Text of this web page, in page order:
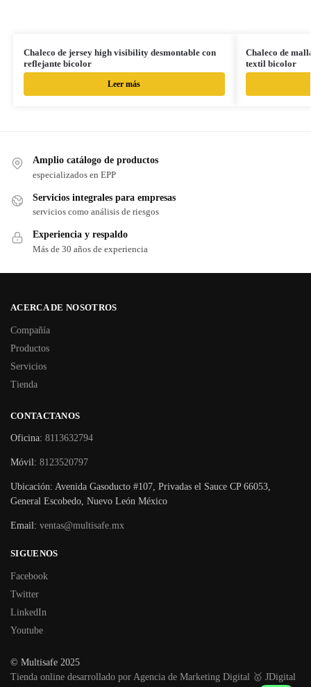
Chaleco de jersey high visibility desmontable con
reflejante bicolor
Leer más
Chaleco de
textil bicolor
Amplio catálogo de productos
especializados en EPP
Servicios integrales para empresas
servicios como análisis de riesgos
Experiencia y respaldo
Más de 30 años de experiencia
ACERCA DE NOSOTROS
Compañía
Productos
Servicios
Tienda
CONTACTANOS
Oficina: 8113632794
Móvil: 8123520797
Ubicación: Avenida Gasoducto #107, Privadas el Sauce CP 66053,
General Escobedo, Nuevo León México
Email: ventas@multisafe.mx
SIGUENOS
Facebook
Twitter
LinkedIn
Youtube
© Multisafe 2025
Tienda online desarrollado por Agencia de Marketing Digital 🥇 JDigital